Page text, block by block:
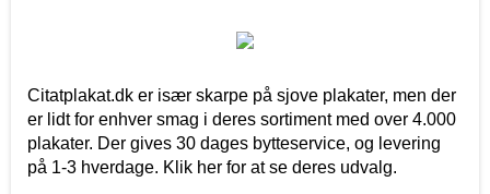
Citatplakat.dk er især skarpe på sjove plakater, men der
er lidt for enhver smag i deres sortiment med over 4.000
plakater. Der gives 30 dages bytteservice, og levering
på 1-3 hverdage. Klik her for at se deres udvalg.